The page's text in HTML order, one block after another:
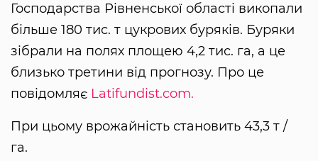
Господарства Рівненської області викопали
більше 180 тис. т цукрових буряків. Буряки
зібрали на полях площею 4,2 тис. га, а це
близько третини від прогнозу. Про це
повідомляє Latifundist.com.
При цьому врожайність становить 43,3 т /
га.